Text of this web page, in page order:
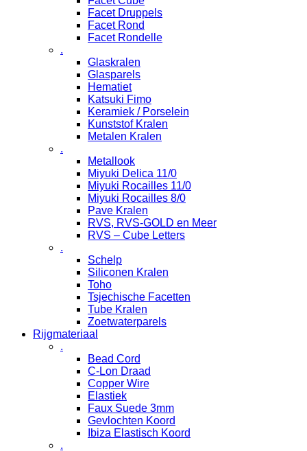
Facet Druppels
Facet Rond
Facet Rondelle
.
Glaskralen
Glasparels
Hematiet
Katsuki Fimo
Keramiek / Porselein
Kunststof Kralen
Metalen Kralen
.
Metallook
Miyuki Delica 11/0
Miyuki Rocailles 11/0
Miyuki Rocailles 8/0
Pave Kralen
RVS, RVS-GOLD en Meer
RVS – Cube Letters
.
Schelp
Siliconen Kralen
Toho
Tsjechische Facetten
Tube Kralen
Zoetwaterparels
Rijgmateriaal
.
Bead Cord
C-Lon Draad
Copper Wire
Elastiek
Faux Suede 3mm
Gevlochten Koord
Ibiza Elastisch Koord
.